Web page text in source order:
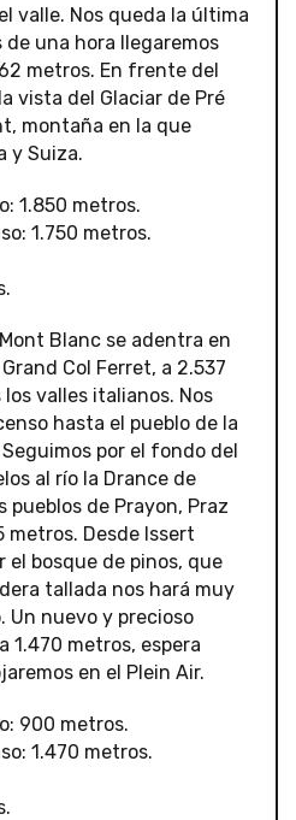
valle. Nos queda la última
de una hora llegaremos
metros. En frente del
vista del Glaciar de Pré
montaña en la que
y Suiza.
1.850 metros.
1.750 metros.
Blanc se adentra en
Grand Col Ferret, a 2.537
valles italianos. Nos
hasta el pueblo de la
por el fondo del
al río la Drance de
pueblos de Prayon, Praz
metros. Desde Issert
el bosque de pinos, que
tallada nos hará muy
Un nuevo y precioso
1.470 metros, espera
en el Plein Air.
900 metros.
1.470 metros.